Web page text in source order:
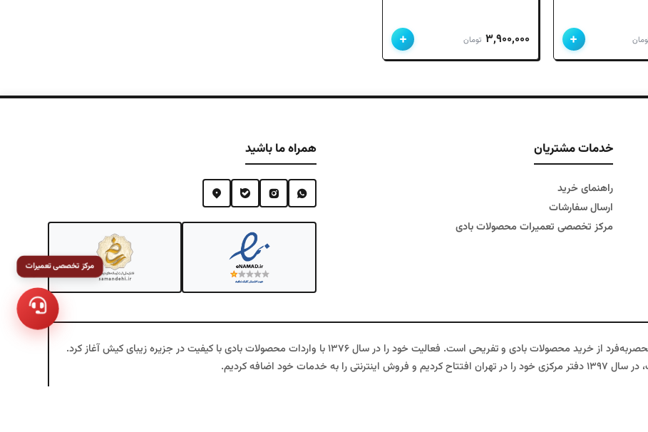
+ ۳,۹۰۰,۰۰۰ تومان +
خدمات مشتریان
راهنمای خرید
ارسال سفارشات
مرکز تخصصی تعمیرات محصولات بادی
همراه ما باشید
دنیای اینتکس، یک همراه مطمئن برای تجربه‌ای متفاوت و منحصربه‌فرد از خرید محصولات بادی و تفریحی است. فعالیت خود را در سال ۱۳۷۶ با واردات محصولات بادی با کیفیت در جزیره زیبای کیش آغاز کرد.
خود اضافه کردیم.
بادی، قایق بادی، تشک بادی و دیگر محصولات بادی به یکی از معتبرترین فروشگاه‌های خرید آنلاین محصولات بادی اینتکس در ایران تبدیل شده
مرکز تخصصی تعمیرات